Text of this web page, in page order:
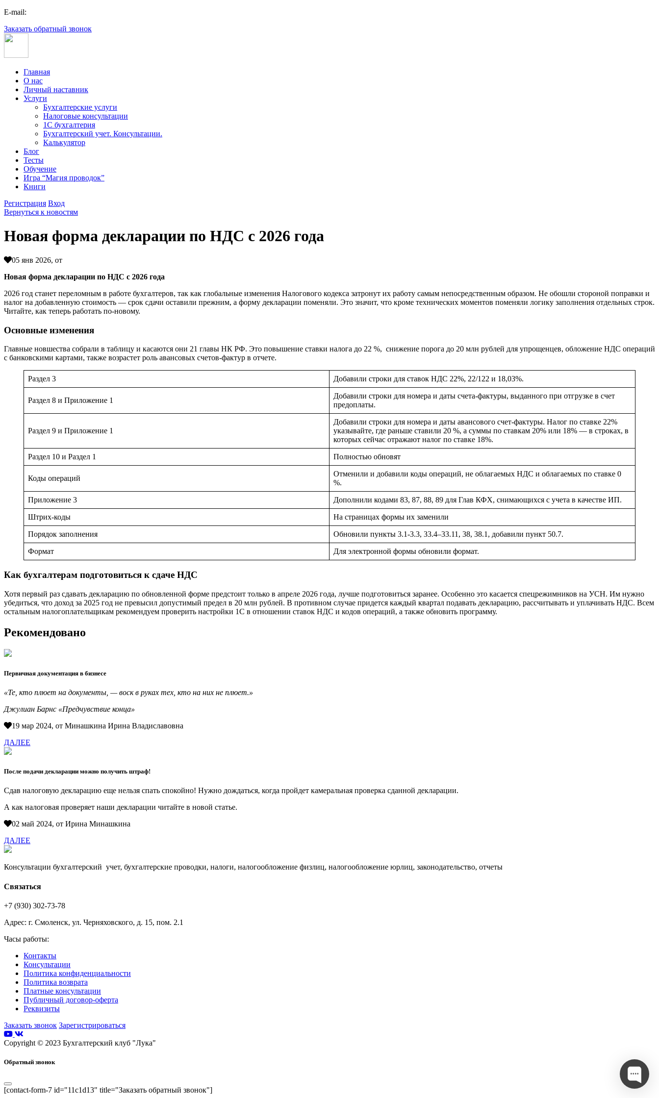
E-mail:
Заказать обратный звонок
Главная
О нас
Личный наставник
Услуги
Бухгалтерские услуги
Налоговые консультации
1С бухгалтерия
Бухгалтерский учет. Консультации.
Калькулятор
Блог
Тесты
Обучение
Игра “Магия проводок”
Книги
Регистрация Вход
Вернуться к новостям
Новая форма декларации по НДС с 2026 года
05 янв 2026, от
Новая форма декларации по НДС с 2026 года
2026 год станет переломным в работе бухгалтеров, так как глобальные изменения Налогового кодекса затронут их работу самым непосредственным образом. Не обошли стороной поправки и
налог на добавленную стоимость — срок сдачи оставили прежним, а форму декларации поменяли. Это значит, что кроме технических моментов поменяли логику заполнения отдельных строк.
Читайте, как теперь работать по-новому.
Основные изменения
Главные новшества собрали в таблицу и касаются они 21 главы НК РФ. Это повышение ставки налога до 22 %, снижение порога до 20 млн рублей для упрощенцев, обложение НДС операций
с банковскими картами, также возрастет роль авансовых счетов-фактур в отчете.
Раздел 3 Добавили строки для ставок НДС 22%, 22/122 и 18,03%.
Раздел 8 и Приложение 1
Добавили строки для номера и даты счета-фактуры, выданного при отгрузке в счет
предоплаты.
Раздел 9 и Приложение 1
Добавили строки для номера и даты авансового счет-фактуры. Налог по ставке 22%
указывайте, где раньше ставили 20 %, а суммы по ставкам 20% или 18% — в строках, в
которых сейчас отражают налог по ставке 18%.
Раздел 10 и Раздел 1 Полностью обновят
Коды операций
Отменили и добавили коды операций, не облагаемых НДС и облагаемых по ставке 0
%.
Приложение 3 Дополнили кодами 83, 87, 88, 89 для Глав КФХ, снимающихся с учета в качестве ИП.
Штрих-коды На страницах формы их заменили
Порядок заполнения Обновили пункты 3.1-3.3, 33.4–33.11, 38, 38.1, добавили пункт 50.7.
Формат Для электронной формы обновили формат.
Как бухгалтерам подготовиться к сдаче НДС
Хотя первый раз сдавать декларацию по обновленной форме предстоит только в апреле 2026 года, лучше подготовиться заранее. Особенно это касается спецрежимников на УСН. Им нужно
убедиться, что доход за 2025 год не превысил допустимый предел в 20 млн рублей. В противном случае придется каждый квартал подавать декларацию, рассчитывать и уплачивать НДС. Всем
остальным налогоплательщикам рекомендуем проверить настройки 1С в отношении ставок НДС и кодов операций, а также обновить программу.
Рекомендовано
Первичная документация в бизнесе
«Те, кто плюет на документы, — воск в руках тех, кто на них не плюет.»
Джулиан Барнс «Предчувствие конца»
19 мар 2024, от Минашкина Ирина Владиславовна
ДАЛЕЕ
После подачи декларации можно получить штраф!
Сдав налоговую декларацию еще нельзя спать спокойно! Нужно дождаться, когда пройдет камеральная проверка сданной декларации.
А как налоговая проверяет наши декларации читайте в новой статье.
02 май 2024, от Ирина Минашкина
ДАЛЕЕ
Консультации бухгалтерский учет, бухгалтерские проводки, налоги, налогообложение физлиц, налогообложение юрлиц, законодательство, отчеты
Связаться
+7 (930) 302-73-78
Адрес: г. Смоленск, ул. Черняховского, д. 15, пом. 2.1
Часы работы:
Контакты
Консультации
Политика конфиденциальности
Политика возврата
Платные консультации
Публичный договор-оферта
Реквизиты
Заказать звонок Зарегистрироваться
Copyright © 2023 Бухгалтерский клуб "Лука"
Обратный звонок
[contact-form-7 id="11c1d13" title="Заказать обратный звонок"]